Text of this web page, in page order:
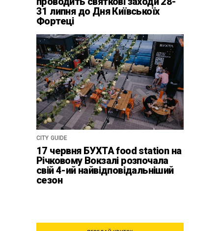
31 липня до Дня Київськоїх
Фортеці
CITY GUIDE
17 червня БУХТА food station на
Річковому Вокзалі розпочала
свій 4-ий найвідповідальніший
сезон